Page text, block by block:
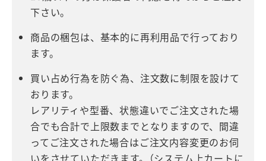
下さい。
商品の梱包は、基本的に再利用品で行っており
ます。
買い占め行為を防ぐ為、注文数に制限を設けて
おります。
レアリティや型番、状態違いでご注文された場
合でも合計で上限数までとなりますので、間違
ってご注文された場合はご注文内容変更のお伺
いをさせていただきます。（システム上カートに